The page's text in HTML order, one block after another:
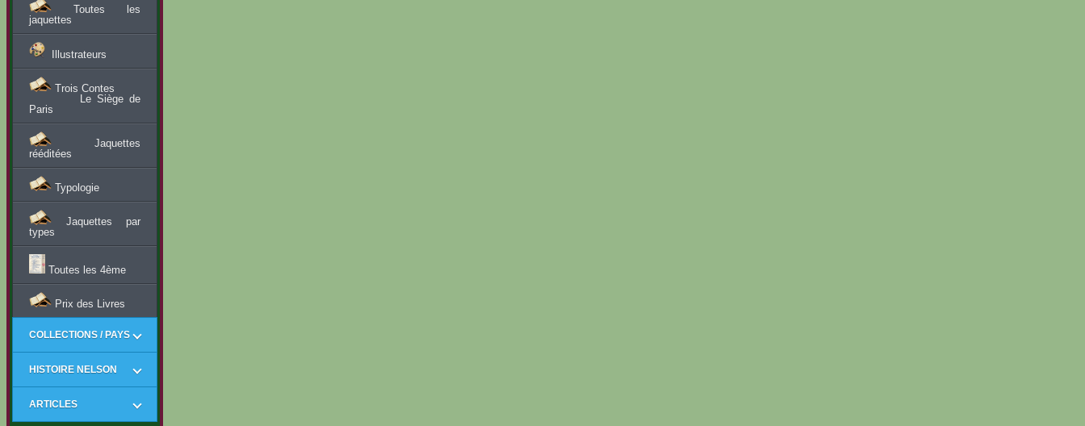
Toutes les
jaquettes
Illustrateurs
Trois Contes
Le Siège de
Paris
Jaquettes
rééditées
Typologie
Jaquettes par
types
Toutes les 4ème
Prix des Livres
COLLECTIONS / PAYS
HISTOIRE NELSON
ARTICLES